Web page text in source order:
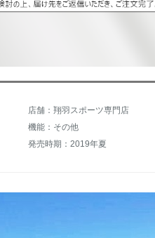
店舗：翔羽スポーツ専門店
機能：その他
発売時期：2019年夏